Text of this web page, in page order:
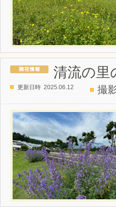
清流の里
更新日時 2025.06.12 撮